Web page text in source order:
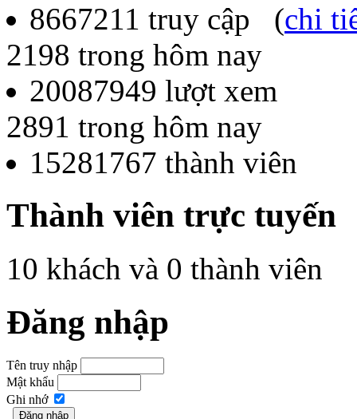
8667211 truy cập (chi
2198 trong hôm nay
20087949 lượt xem
2891 trong hôm nay
15281767 thành viên
Thành viên trực tuyến
10 khách và 0 thành viên
Đăng nhập
Tên truy nhập
Mật khẩu
Ghi nhớ